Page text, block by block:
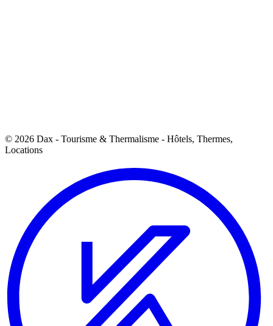
© 2026 Dax - Tourisme & Thermalisme - Hôtels, Thermes,
Locations